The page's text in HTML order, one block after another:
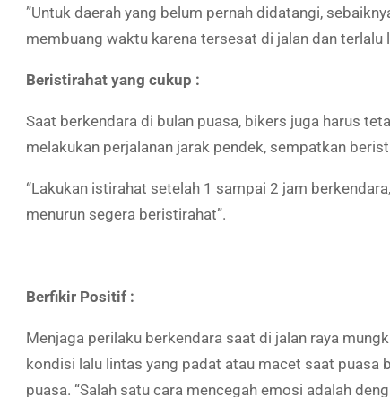
”Untuk daerah yang belum pernah didatangi,
membuang waktu karena tersesat di jalan dan terlalu
Beristirahat yang cukup :
Saat berkendara di bulan puasa, bikers juga harus
melakukan perjalanan jarak pendek, sempatkan
“Lakukan istirahat setelah 1 sampai 2 jam
menurun segera beristirahat”.
Berfikir Positif :
Menjaga perilaku berkendara saat di jalan raya
kondisi lalu lintas yang padat atau macet saat
puasa. “Salah satu cara mencegah emosi adalah